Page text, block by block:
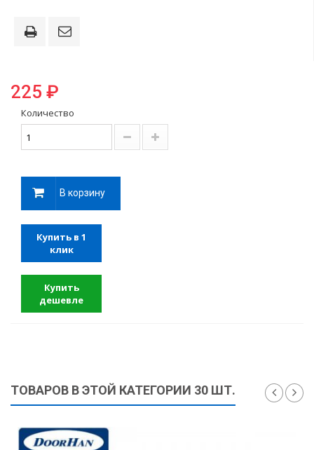
225 ₽
Количество
В корзину
Купить в 1
клик
Купить
дешевле
ТОВАРОВ В ЭТОЙ КАТЕГОРИИ 30 ШТ.